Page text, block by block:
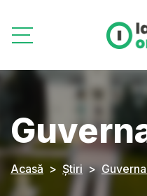
Acasă Știri